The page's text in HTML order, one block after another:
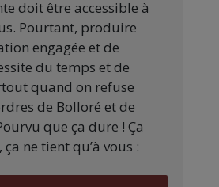
doit être accessible à
Pourtant, produire
engagée et de
du temps et de
quand on refuse
de Bolloré et de
que ça dure ! Ça
ne tient qu’à vous :